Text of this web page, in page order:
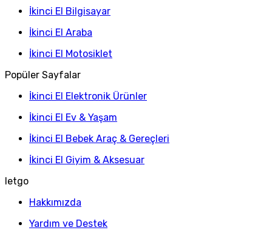
İkinci El Bilgisayar
İkinci El Araba
İkinci El Motosiklet
Popüler Sayfalar
İkinci El Elektronik Ürünler
İkinci El Ev & Yaşam
İkinci El Bebek Araç & Gereçleri
İkinci El Giyim & Aksesuar
letgo
Hakkımızda
Yardım ve Destek